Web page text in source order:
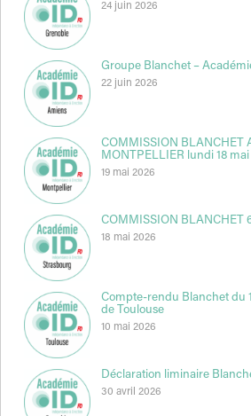
24 juin 2026
Groupe Blanchet –
22 juin 2026
COMMISSION BLANCHET
MONTPELLIER lundi 18 mai
19 mai 2026
COMMISSION BLANCHET
18 mai 2026
Compte-rendu Blanchet du
de Toulouse
10 mai 2026
Déclaration liminaire
30 avril 2026